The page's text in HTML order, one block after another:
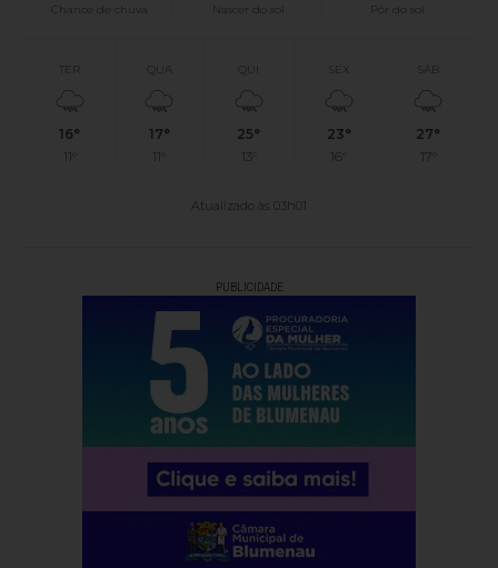
Chance de chuva Nascer do sol Pôr do sol
TER
16°
11°
QUA
17°
11°
25°
13°
SEX
23°
16°
SÁB
27°
17°
Atualizado às 03h01
PUBLICIDADE